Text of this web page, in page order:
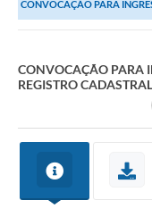
Contato
Editais
Vagas de Emprego - PAT
Plano Diretor
CONVOCAÇÃO PARA
CONVOCAÇÃO PARA
REGISTRO CADASTRAL